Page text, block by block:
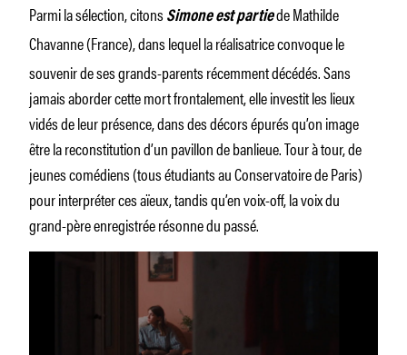
Parmi la sélection, citons Simone est partiede Mathilde
Chavanne(France), dans lequel la réalisatrice convoque le
souvenir de ses grands-parents récemment décédés. Sans
jamais aborder cette mort frontalement, elle investit les lieux
vidés de leur présence, dans des décors épurés qu’on image
être la reconstitution d’un pavillon de banlieue. Tour à tour, de
jeunes comédiens (tous étudiants au Conservatoire de Paris)
pour interpréter ces aïeux, tandis qu’en voix-off, la voix du
grand-père enregistrée résonne du passé.